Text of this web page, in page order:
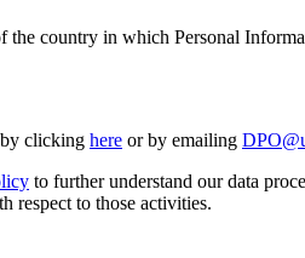
multijoueurs
country in which Personal
clicking here or by emailing
to further understand our data
respect to those activities.